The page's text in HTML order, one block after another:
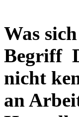
Was
Begriff
nicht
an